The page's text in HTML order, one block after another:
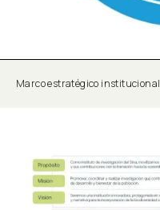
Marco estratégico institucional